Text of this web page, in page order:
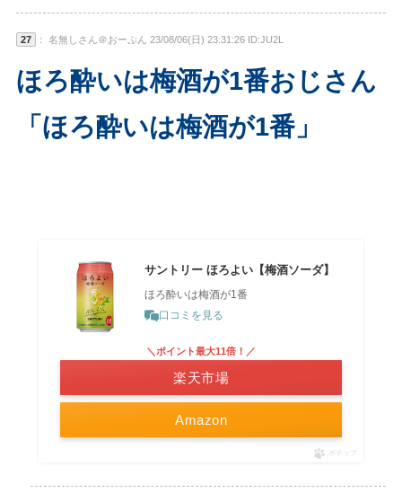
27 ： 名無しさん＠おーぷん 23/08/06(日) 23:31:26 ID:JU2L
ほろ酔いは梅酒が1番おじさん
「ほろ酔いは梅酒が1番」
サントリー ほろよい【梅酒ソーダ】
ほろ酔いは梅酒が1番
口コミを見る
Amazon
＼ポイント最大11倍！／
楽天市場
ポチップ